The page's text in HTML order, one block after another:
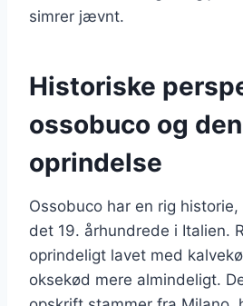
simrer jævnt.
Historiske
ossobuco og
oprindelse
Ossobuco har en rig
det 19. århundrede i Italien.
oprindeligt lavet med
oksekød mere almindeligt.